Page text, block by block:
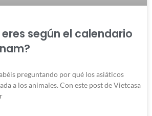
según el calendario
preguntando por qué los asiáticos
a los animales. Con este post de Vietcasa